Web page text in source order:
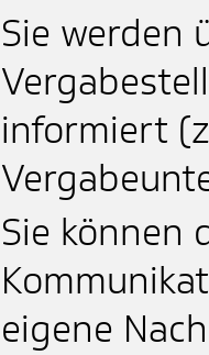
Sie werden
informiert
Sie können
eigene